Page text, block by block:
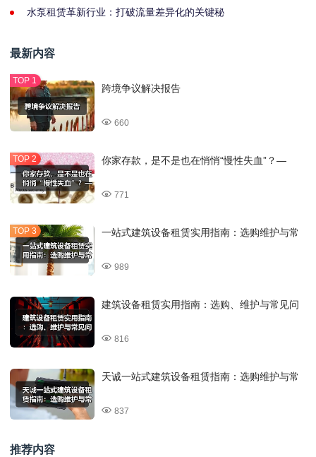
水泵租赁革新行业：打破流量差异化的关键秘
最新内容
跨境争议解决报告
660
你家存款，是不是也在悄悄“慢性失血”？—
771
一站式建筑设备租赁实用指南：选购维护与常
989
建筑设备租赁实用指南：选购、维护与常见问
816
天诚一站式建筑设备租赁指南：选购维护与常
837
推荐内容